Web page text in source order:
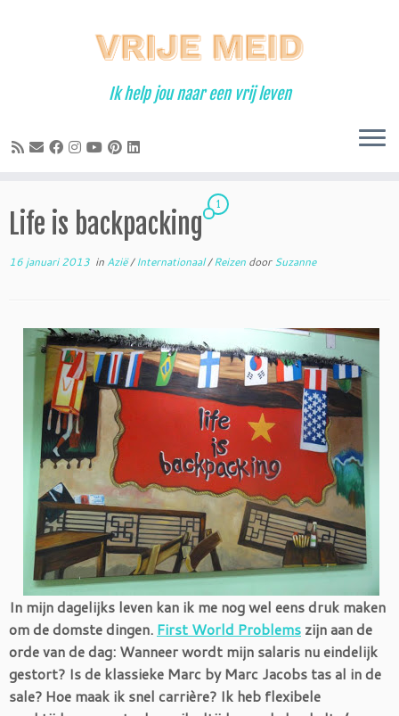
Ik help jou naar een vrij leven
Life is backpacking
1
16 januari 2013 in Azië/Internationaal/Reizen doorSuzanne
In mijn dagelijks leven kan ik me nog wel eens druk maken
om de domste dingen. First World Problems zijn aan de
orde van de dag: Wanneer wordt mijn salaris nu eindelijk
gestort? Is de klassieke Marc by Marc Jacobs tas al in de
sale? Hoe maak ik snel carrière? Ik heb flexibele